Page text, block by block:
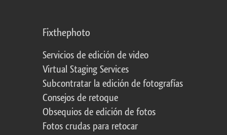
Fixthephoto
Servicios de edición de video
Virtual Staging Services
Subcontratar la edición de fotografías
Consejos de retoque
Obsequios de edición de fotos
Fotos crudas para retocar